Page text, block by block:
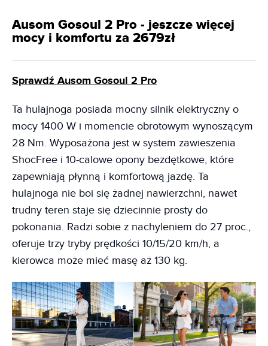
Ausom Gosoul 2 Pro - jeszcze więcej
mocy i komfortu za 2679zł
Sprawdź Ausom Gosoul 2 Pro
Ta hulajnoga posiada mocny silnik elektryczny o
mocy 1400 W i momencie obrotowym wynoszącym
28 Nm. Wyposażona jest w system zawieszenia
ShocFree i 10-calowe opony bezdętkowe, które
zapewniają płynną i komfortową jazdę. Ta
hulajnoga nie boi się żadnej nawierzchni, nawet
trudny teren staje się dziecinnie prosty do
pokonania. Radzi sobie z nachyleniem do 27 proc.,
oferuje trzy tryby prędkości 10/15/20 km/h, a
kierowca może mieć masę aż 130 kg.